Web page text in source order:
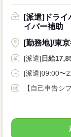
[派遣]ドライ
イバー補助
[勤務地]/東
[派遣] 日給
[派遣]09:00〜